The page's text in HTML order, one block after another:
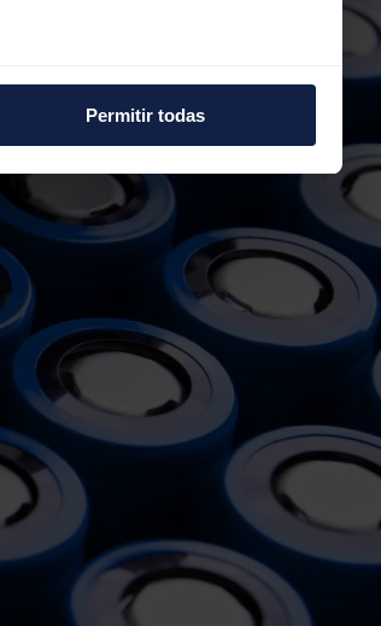
funciones de redes sociales
web con nuestros partners de
que les haya proporcionado o
Permitir todas